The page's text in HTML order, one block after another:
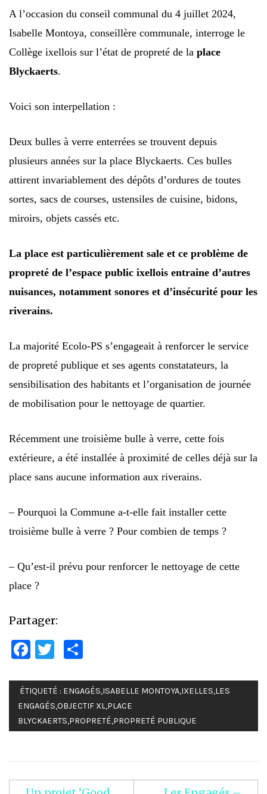
A l’occasion du conseil communal du 4 juillet 2024,
Isabelle Montoya, conseillère communale, interroge le
Collège ixellois sur l’état de propreté de la place
Blyckaerts.
Voici son interpellation :
Deux bulles à verre enterrées se trouvent depuis
plusieurs années sur la place Blyckaerts. Ces bulles
attirent invariablement des dépôts d’ordures de toutes
sortes, sacs de courses, ustensiles de cuisine, bidons,
miroirs, objets cassés etc.
La place est particulièrement sale et ce problème de
propreté de l’espace public ixellois entraine d’autres
nuisances, notamment sonores et d’insécurité pour les
riverains.
La majorité Ecolo-PS s’engageait à renforcer le service
de propreté publique et ses agents constatateurs, la
sensibilisation des habitants et l’organisation de journée
de mobilisation pour le nettoyage de quartier.
Récemment une troisième bulle à verre, cette fois
extérieure, a été installée à proximité de celles déjà sur la
place sans aucune information aux riverains.
– Pourquoi la Commune a-t-elle fait installer cette
troisième bulle à verre ? Pour combien de temps ?
– Qu’est-il prévu pour renforcer le nettoyage de cette
place ?
Partager:
Facebook
Twitter
ÉTIQUETÉ : ENGAGÉS,ISABELLE MONTOYA,IXELLES,LES
ENGAGÉS,OBJECTIF XL,PLACE
BLYCKAERTS,PROPRETÉ,PROPRETÉ PUBLIQUE